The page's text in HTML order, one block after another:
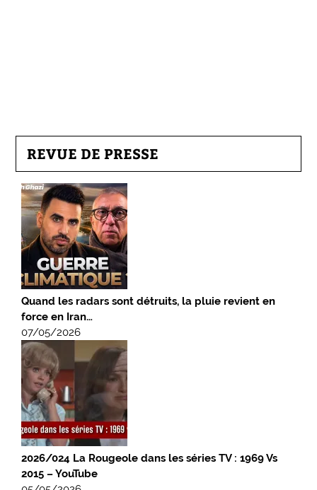
REVUE DE PRESSE
Quand les radars sont détruits, la pluie revient en
force en Iran…
07/05/2026
2026/024 La Rougeole dans les séries TV : 1969 Vs
2015 – YouTube